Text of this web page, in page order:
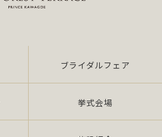
ブライダルフェア
挙式会場